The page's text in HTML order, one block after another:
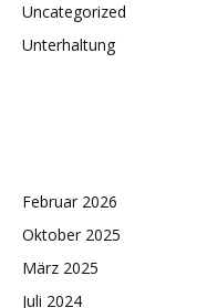
Uncategorized
Unterhaltung
Februar 2026
Oktober 2025
März 2025
Juli 2024